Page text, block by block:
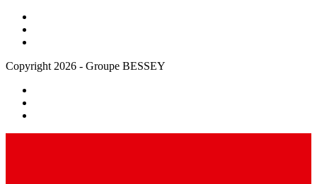
Copyright 2026 - Groupe BESSEY